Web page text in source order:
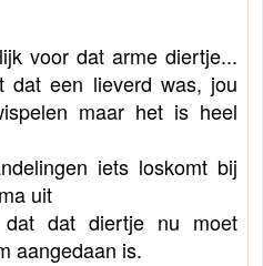
voor dat arme diertje...
een lieverd was, jou
maar het is heel
iets loskomt bij
uit
dat diertje nu moet
aangedaan is.